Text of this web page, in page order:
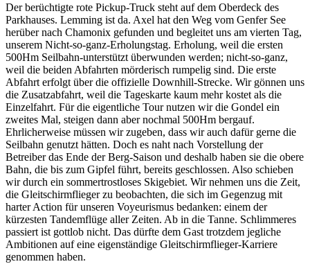
Der berüchtigte rote Pickup-Truck steht auf dem Oberdeck des
Parkhauses. Lemming ist da. Axel hat den Weg vom Genfer See
herüber nach Chamonix gefunden und begleitet uns am vierten Tag,
unserem Nicht-so-ganz-Erholungstag. Erholung, weil die ersten
500Hm Seilbahn-unterstützt überwunden werden; nicht-so-ganz,
weil die beiden Abfahrten mörderisch rumpelig sind. Die erste
Abfahrt erfolgt über die offizielle Downhill-Strecke. Wir gönnen uns
die Zusatzabfahrt, weil die Tageskarte kaum mehr kostet als die
Einzelfahrt. Für die eigentliche Tour nutzen wir die Gondel ein
zweites Mal, steigen dann aber nochmal 500Hm bergauf.
Ehrlicherweise müssen wir zugeben, dass wir auch dafür gerne die
Seilbahn genutzt hätten. Doch es naht nach Vorstellung der
Betreiber das Ende der Berg-Saison und deshalb haben sie die obere
Bahn, die bis zum Gipfel führt, bereits geschlossen. Also schieben
wir durch ein sommertrostloses Skigebiet. Wir nehmen uns die Zeit,
die Gleitschirmflieger zu beobachten, die sich im Gegenzug mit
harter Action für unseren Voyeurismus bedanken: einem der
kürzesten Tandemflüge aller Zeiten. Ab in die Tanne. Schlimmeres
passiert ist gottlob nicht. Das dürfte dem Gast trotzdem jegliche
Ambitionen auf eine eigenständige Gleitschirmflieger-Karriere
genommen haben.